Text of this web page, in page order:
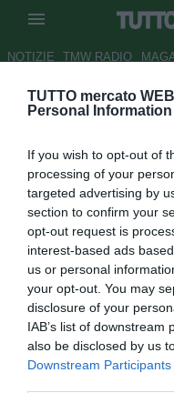
TUTTO mercato
Personal Information
If you wish to opt-out of
processing of your
targeted advertising by
section to confirm your
opt-out request is
interest-based ads
us or personal
your opt-out. You may
disclosure of your
IAB’s list of
also be disclosed by us
Downstream Participants
NOTIZIE TMW RADIO
Inter,
Autore
16.04.2012
vedi